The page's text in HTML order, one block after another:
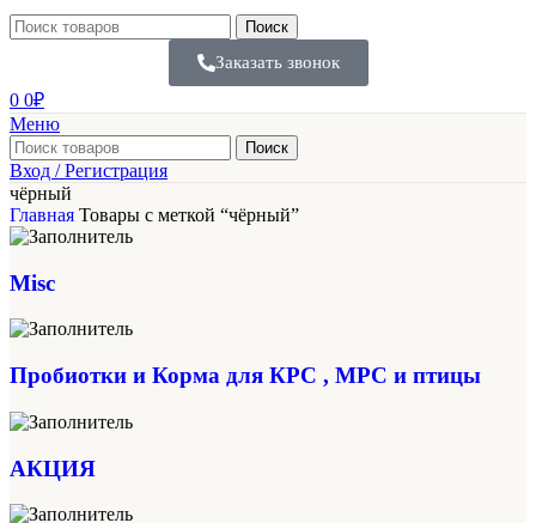
Поиск
Заказать звонок
0 0₽
Меню
Поиск
Вход / Регистрация
чёрный
Главная Товары с меткой “чёрный”
Misc
Пробиотки и Корма для КРС , МРС и птицы
АКЦИЯ